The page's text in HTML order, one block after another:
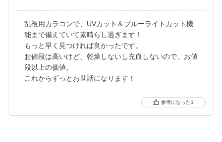
自然に馴染む透明感あるレンズにリニューアル！
待望の乱視用カラコン candymagic toric（キャンディーマジッ
ク トーリック）も新登場しました。
より可愛く、より瞳に優しく進化し続けるブランドです。
乱視用カラコンで、UVカット＆ブルーライトカット機
能まで備えていて素晴らし過ぎます！
もっと早く見つければ良かったです。
お値段は高いけど、乾燥しないし充血しないので、お値
段以上の価値。
これからずっとお世話になります！
1